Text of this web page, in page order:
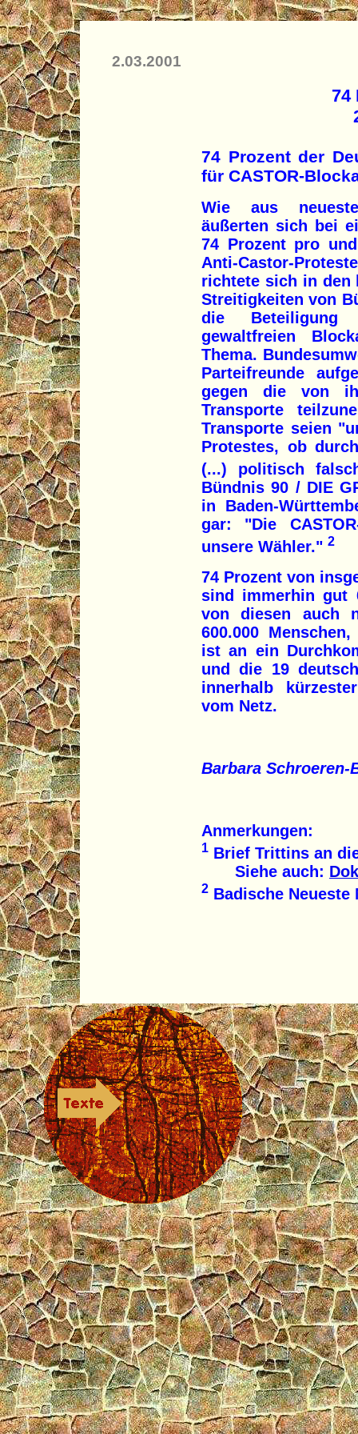
2.03.2001
74
74 Prozent der
für CASTOR-
Wie aus
äußerten sich bei
74 Prozent pro
Anti-Castor-
richtete sich in den
Streitigkeiten von
die Beteiligung
gewaltfreien
Thema.
Parteifreunde
gegen die von
Transporte
Transporte seien
Protestes, ob
(...) politisch
Bündnis 90 / DIE
in Baden-
gar: "Die
unsere Wähler." 2
74 Prozent von
sind immerhin gut
von diesen auch
600.000
ist an ein
und die 19
innerhalb
vom Netz.
Barbara Schroeren-
Anmerkungen:
1 Brief Trittins an
Siehe auch:
2 Badische Neueste